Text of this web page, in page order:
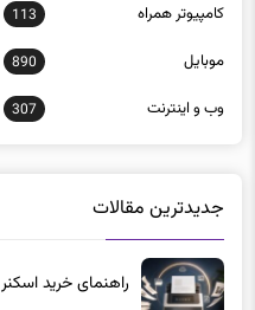
كامپيوتر همراه 113
موبايل 890
وب و اينترنت 307
جدیدترین مقالات
راهنمای خرید اسکنر